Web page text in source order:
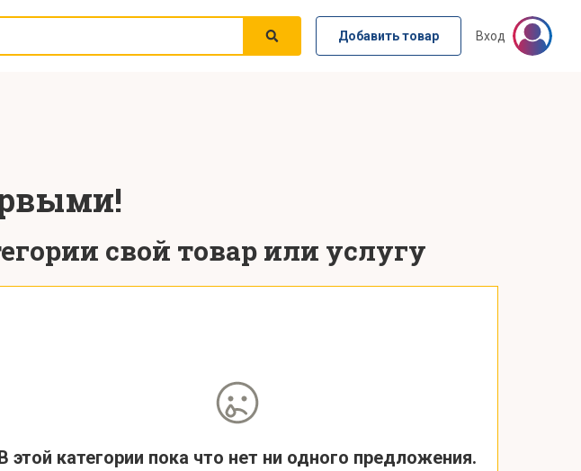
Добавить товар Вход
свой товар или услугу
этой категории пока что нет ни одного предложения.